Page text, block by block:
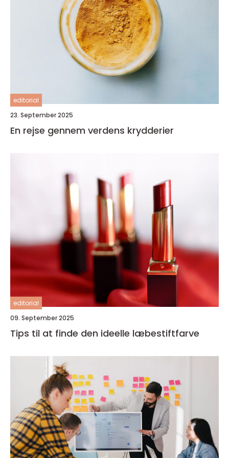
editorial
23. September 2025
En rejse gennem verdens krydderier
editorial
09. September 2025
Tips til at finde den ideelle læbestiftfarve